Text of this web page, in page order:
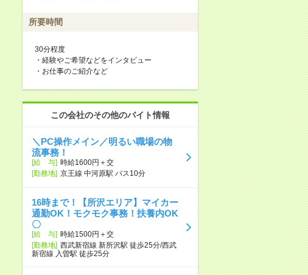
所要時間
30分程度
・経験やご希望などをインタビュー
・お仕事のご紹介など
この会社のその他のバイト情報
＼PC操作メイン／明るい職場の物
流事務！
[給 与] 時給1600円＋交
[勤務地] 京王線 中河原駅 バス10分
16時まで！【所沢エリア】マイカー
通勤OK！モクモク事務！扶養内OK
〇
[給 与] 時給1500円＋交
[勤務地] 西武新宿線 新所沢駅 徒歩25分/西武
新宿線 入曽駅 徒歩25分